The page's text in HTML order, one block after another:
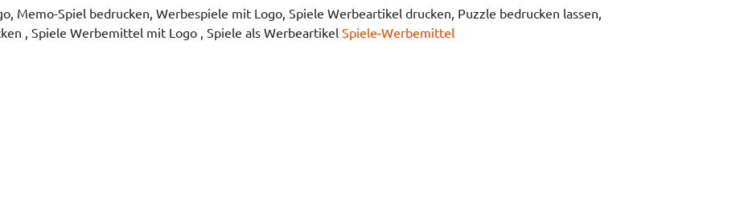
Memo-Spiel bedrucken, Werbespiele mit Logo, Spiele Werbeartikel drucken, Puzzle bedrucken lassen,
, Spiele Werbemittel mit Logo , Spiele als Werbeartikel Spiele-Werbemittel